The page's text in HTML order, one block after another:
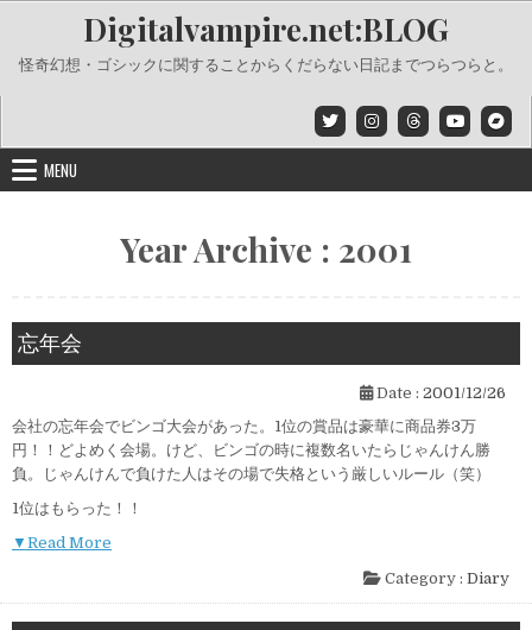
content
Digitalvampire.net:BLOG
怪奇幻想・ゴシックに関することからくだらない日記までつらつらと。
MENU
Year Archive : 2001
忘年会
Date : 2001/12/26
会社の忘年会でビンゴ大会があった。1位の賞品は豪華に商品券3万
円！！どよめく会場。けど、ビンゴの時に複数名いたらじゃんけん勝
負。じゃんけんで負けた人はその場で失格という厳しいルール（笑）
1位はもらった！！
▼Read More
Category : Diary